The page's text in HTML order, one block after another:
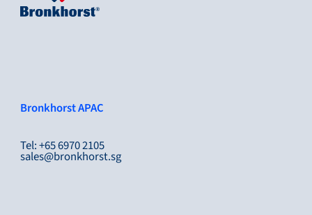
Bronkhorst APAC
Tel: +65 6970 2105
sales@bronkhorst.sg